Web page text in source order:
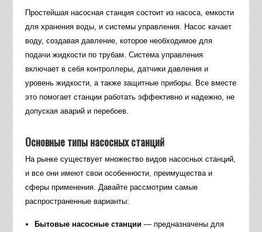
Простейшая насосная станция состоит из насоса, емкости
для хранения воды, и системы управления. Насос качает
воду, создавая давление, которое необходимое для
подачи жидкости по трубам. Система управления
включает в себя контроллеры, датчики давления и
уровень жидкости, а также защитные приборы. Все вместе
это помогает станции работать эффективно и надежно, не
допуская аварий и перебоев.
Основные типы насосных станций
На рынке существует множество видов насосных станций,
и все они имеют свои особенности, преимущества и
сферы применения. Давайте рассмотрим самые
распространенные варианты:
Бытовые насосные станции— предназначены для